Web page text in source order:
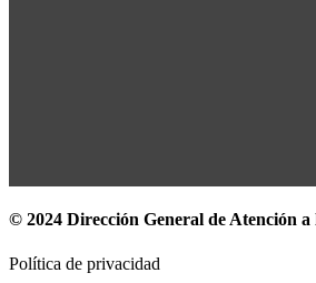
© 2024 Dirección General de Atención
Política de privacidad